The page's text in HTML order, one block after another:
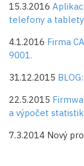
15.3.2016
telefony a tablety
4.1.2016 Firma
9001.
31.12.2015
22.5.2015
a výpočet
7.3.2014 Nový